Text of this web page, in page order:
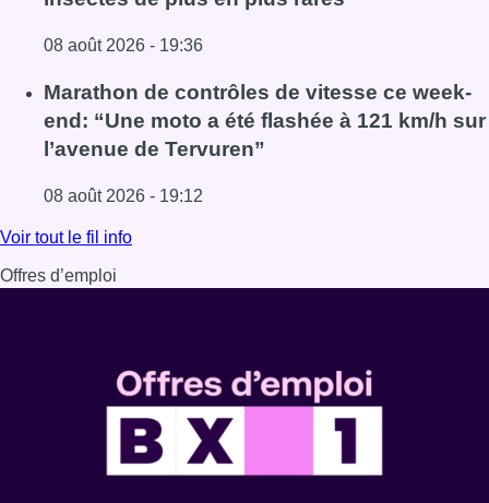
08 août 2026 - 19:36
Lire l'article Au Moeraske, Bart Hanssens recense des
Marathon de contrôles de vitesse ce week-
end: “Une moto a été flashée à 121 km/h sur
l’avenue de Tervuren”
08 août 2026 - 19:12
Lire l'article Marathon de contrôles de vitesse ce week-
Voir tout le fil info
Offres d’emploi